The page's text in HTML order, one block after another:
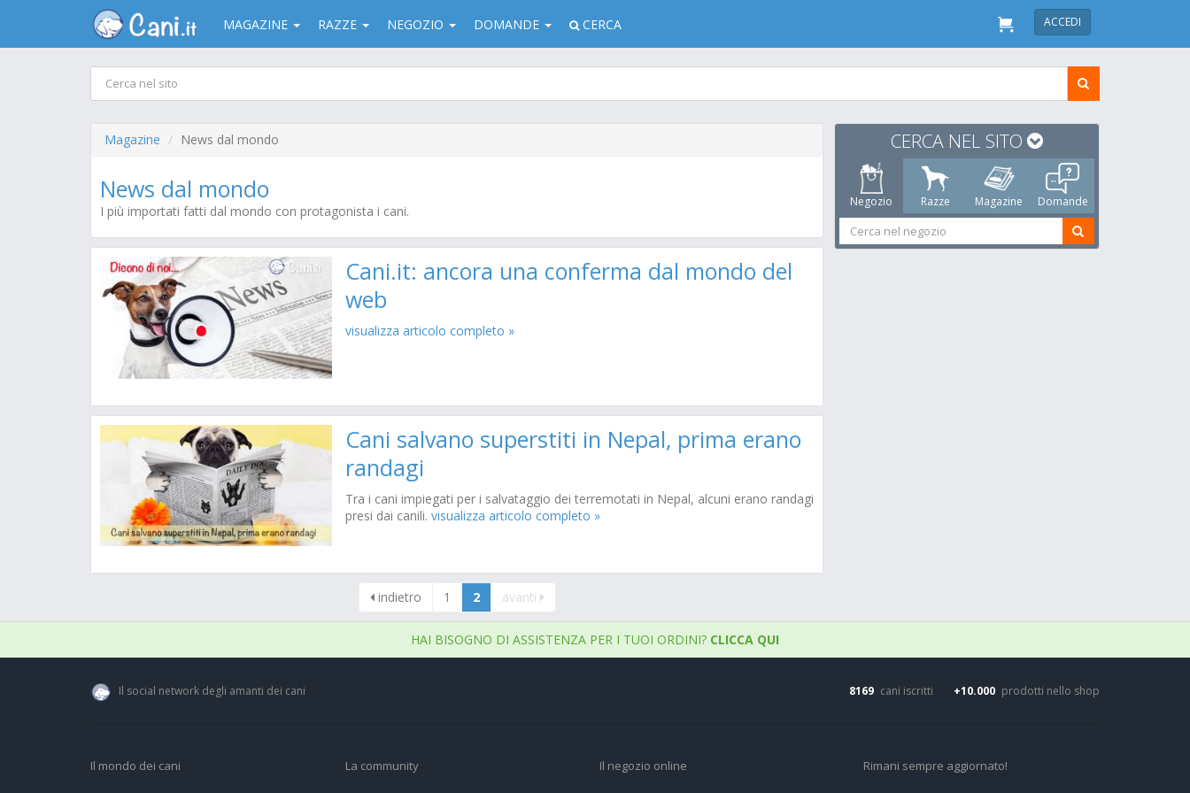
MAGAZINE RAZZE NEGOZIO DOMANDE CERCA ACCEDI
Magazine News dal mondo
News dal mondo
I più importati fatti dal mondo con protagonista i cani.
Cani.it: ancora una conferma dal mondo del
web
visualizza articolo completo »
Cani salvano superstiti in Nepal, prima erano
randagi
Tra i cani impiegati per i salvataggio dei terremotati in Nepal, alcuni erano randagi
presi dai canili. visualizza articolo completo »
indietro 1 2 avanti
CERCA NEL SITO
Negozio Razze Magazine Domande
HAI BISOGNO DI ASSISTENZA PER I TUOI ORDINI? CLICCA QUI
Il social network degli amanti dei cani 8169 cani iscritti +10.000 prodotti nello shop
Il mondo dei cani La community Il negozio online Rimani sempre aggiornato!